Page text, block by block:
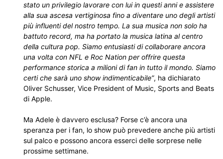
stato un privilegio lavorare con lui in questi anni e assistere
alla sua ascesa vertiginosa fino a diventare uno degli artisti
più influenti del nostro tempo. La sua musica non solo ha
battuto record, ma ha portato la musica latina al centro
della cultura pop. Siamo entusiasti di collaborare ancora
una volta con NFL e Roc Nation per offrire questa
performance storica a milioni di fan in tutto il mondo. Siamo
certi che sarà uno show indimenticabile”, ha dichiarato
Oliver Schusser, Vice President of Music, Sports and Beats
di Apple.
Ma Adele è davvero esclusa? Forse c’è ancora una
speranza per i fan, lo show può prevedere anche più artisti
sul palco e possono ancora esserci delle sorprese nelle
prossime settimane.